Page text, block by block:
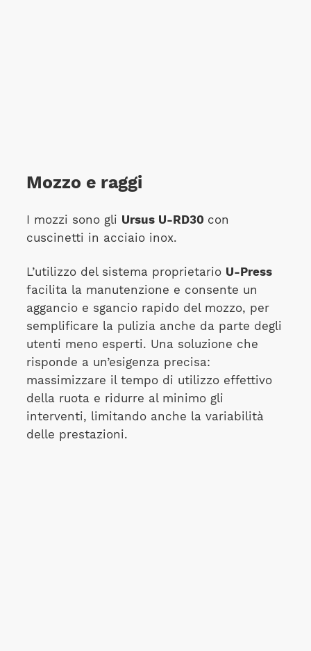
Mozzo e raggi
I mozzi sono gli Ursus U-RD30 con
cuscinetti in acciaio inox.
L’utilizzo del sistema proprietario U-Press
facilita la manutenzione e consente un
aggancio e sgancio rapido del mozzo, per
semplificare la pulizia anche da parte degli
utenti meno esperti. Una soluzione che
risponde a un’esigenza precisa:
massimizzare il tempo di utilizzo effettivo
della ruota e ridurre al minimo gli
interventi, limitando anche la variabilità
delle prestazioni.